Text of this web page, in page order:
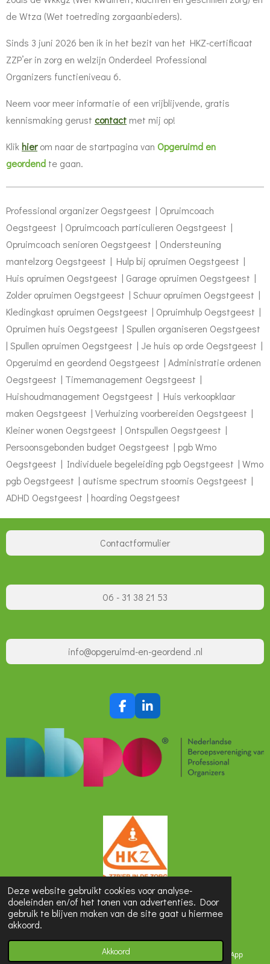
Deze website gebruikt cookies voor analyse-
doeleinden en/of het tonen van advertenties. Door
gebruik te blijven maken van de site gaat u hiermee
akkoord.
Akkoord
de Wtza (Wet toetreding zorgaanbieders).
Sinds 3 juni 2026 ben ik in het bezit van het HKZ-certificaat
ZZP’er in zorg en welzijn Onderdeel Professional
Organizers functieniveau 6.
Neem voor meer informatie of een vrijblijvende, gratis
kennismaking gerust contact met mij op!
Klikhier om naar de startpagina van Opgeruimd en
geordend te gaan.
Professional organizer Oegstgeest | Opruimcoach
Oegstgeest | Opruimcoach particulieren Oegstgeest |
Opruimcoach senioren Oegstgeest | Ondersteuning
mantelzorg Oegstgeest | Hulp bij opruimen Oegstgeest |
Huis opruimen Oegstgeest | Garage opruimen Oegstgeest |
Zolder opruimen Oegstgeest | Schuur opruimen Oegstgeest |
Kledingkast opruimen Oegstgeest | Opruimhulp Oegstgeest |
Opruimen huis Oegstgeest | Spullen organiseren Oegstgeest
| Spullen opruimen Oegstgeest | Je huis op orde Oegstgeest |
Opgeruimd en geordend Oegstgeest | Administratie ordenen
Oegstgeest | Timemanagement Oegstgeest |
Huishoudmanagement Oegstgeest | Huis verkoopklaar
maken Oegstgeest | Verhuizing voorbereiden Oegstgeest |
Kleiner wonen Oegstgeest | Ontspullen Oegstgeest |
Persoonsgebonden budget Oegstgeest | pgb Wmo
Oegstgeest | Individuele begeleiding pgb Oegstgeest | Wmo
pgb Oegstgeest | autisme spectrum stoornis Oegstgeest |
ADHD Oegstgeest | hoarding Oegstgeest
Contactformulier
06 - 31 38 21 53
info@opgeruimd-en-geordend .nl
F
a
e
b
o
L
i
I
© 2026 Opgeruimd en geordend
Powered byJouwWeb
Telefoonnummer WhatsApp